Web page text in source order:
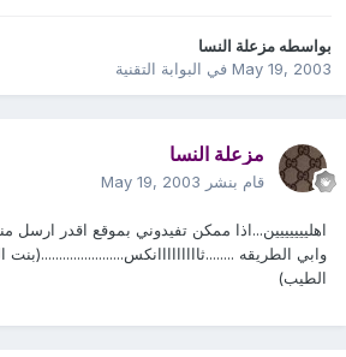
بواسطه مزعلة النسا
May 19, 2003في البوابة التقنية
مزعلة النسا
قام بنشر May 19, 2003
اهلييييييين...اذا ممكن تفيدوني بموقع اقدر
وابي الطريقه ........ثااااااااانكس.......................(بنت
الطيب)